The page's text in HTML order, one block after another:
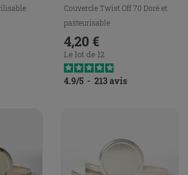
Couvercle Twist Off 70 Doré et
pasteurisable
Prix
4,20 €
Le lot de 12
4.9/5 - 213 avis